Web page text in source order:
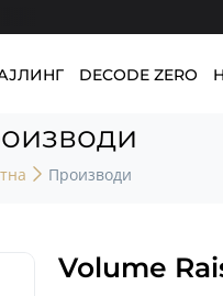
DECODE ZERO
Производи
Volume